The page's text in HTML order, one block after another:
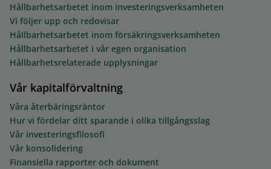
Hållbarhetsarbetet inom investeringsverksamheten
Vi följer upp och redovisar
Hållbarhetsarbetet inom försäkringsverksamheten
Hållbarhetsarbetet i vår egen organisation
Hållbarhetsrelaterade upplysningar
Vår kapitalförvaltning
Våra återbäringsräntor
Hur vi fördelar ditt sparande i olika tillgångsslag
Vår investeringsfilosofi
Vår konsolidering
Finansiella rapporter och dokument